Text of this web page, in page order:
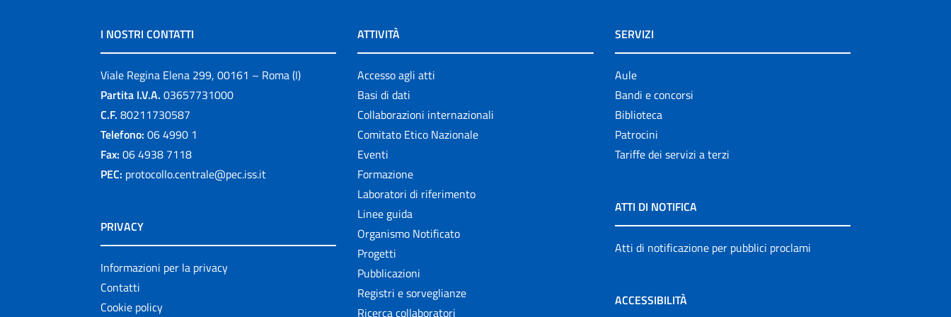
I NOSTRI CONTATTI
Viale Regina Elena 299, 00161 – Roma (I)
Partita I.V.A. 03657731000
C.F. 80211730587
Telefono: 06 4990 1
Fax: 06 4938 7118
PEC: protocollo.centrale@pec.iss.it
PRIVACY
Informazioni per la privacy
Contatti
Cookie policy
ATTIVITÀ
Accesso agli atti
Basi di dati
Collaborazioni internazionali
Comitato Etico Nazionale
Eventi
Formazione
Laboratori di riferimento
Linee guida
Organismo Notificato
Progetti
Pubblicazioni
Registri e sorveglianze
Ricerca collaboratori
SERVIZI
Aule
Bandi e concorsi
Biblioteca
Patrocini
Tariffe dei servizi a terzi
ATTI DI NOTIFICA
Atti di notificazione per pubblici proclami
ACCESSIBILITÀ